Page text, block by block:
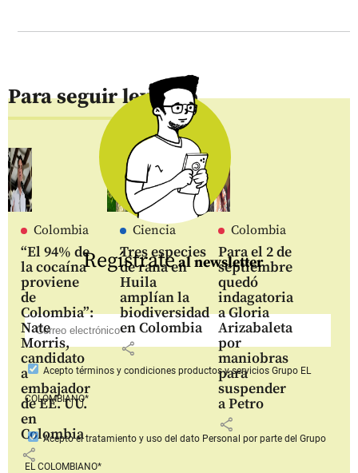
Para seguir leyendo
Colombia
“El 94% de
la cocaína
proviene
de
Colombia”:
Nate
Morris,
candidato
a
embajador
de EE. UU.
en
Colombia
share
Ciencia
Tres especies
de rana en
Huila
amplían la
biodiversidad
en Colombia
share
Colombia
Para el 2 de
septiembre
quedó
indagatoria
a Gloria
Arizabaleta
por
maniobras
para
suspender
a Petro
share
Regístrateal newsletter
Aceptotérminos y condiciones productos y serviciosGrupo EL
COLOMBIANO*
Aceptoel tratamiento y uso del dato Personal por parte del Grupo
EL COLOMBIANO*